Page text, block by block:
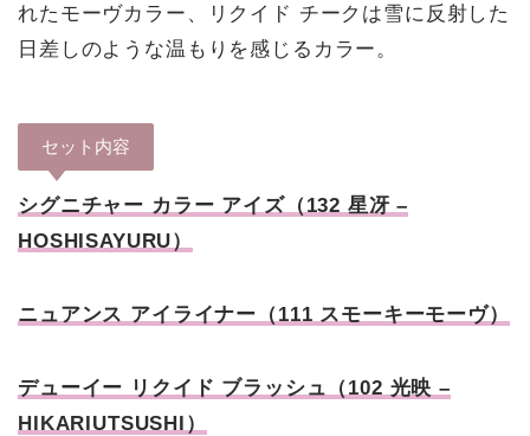
れたモーヴカラー、リクイド チークは雪に反射した
日差しのような温もりを感じるカラー。
セット内容
シグニチャー カラー アイズ（132 星冴 –
HOSHISAYURU）
ニュアンス アイライナー（111 スモーキーモーヴ）
デューイー リクイド ブラッシュ（102 光映 –
HIKARIUTSUSHI）